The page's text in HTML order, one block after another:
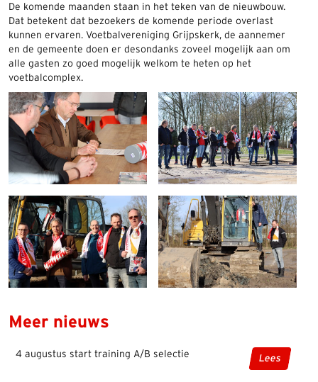
De komende maanden staan in het teken van de nieuwbouw.
Dat betekent dat bezoekers de komende periode overlast
kunnen ervaren. Voetbalvereniging Grijpskerk, de aannemer
en de gemeente doen er desondanks zoveel mogelijk aan om
alle gasten zo goed mogelijk welkom te heten op het
voetbalcomplex.
Meer nieuws
4 augustus start training A/B selectie Lees